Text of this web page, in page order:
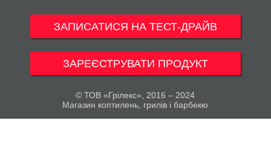
ЗАПИСАТИСЯ НА ТЕСТ-ДРАЙВ
ЗАРЕЄСТРУВАТИ ПРОДУКТ
© ТОВ «Грілекс», 2016 – 2024
Магазин коптилень, грилів і барбекю